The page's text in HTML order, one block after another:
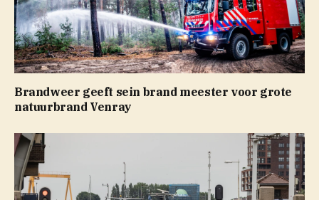
Brandweer geeft sein brand meester voor grote
natuurbrand Venray